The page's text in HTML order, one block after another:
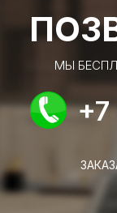
МЫ
+7